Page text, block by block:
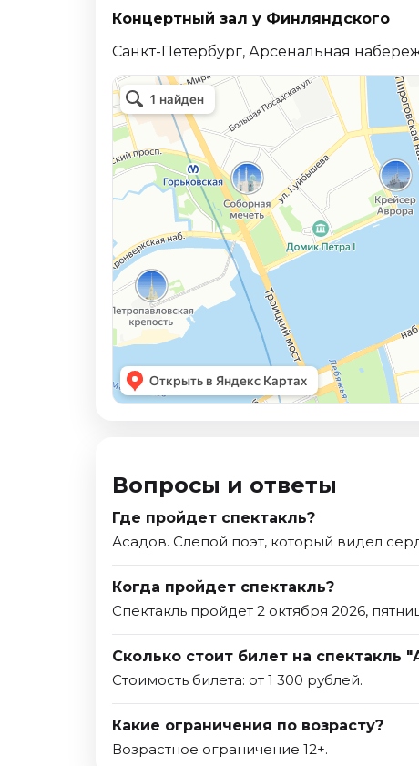
Концертный зал у Финляндского
Санкт-Петербург, Арсенальная
Вопросы и ответы
Где пройдет спектакль?
Асадов. Слепой поэт, который видел
Когда пройдет спектакль?
Спектакль пройдет 2 октября 2026,
Сколько стоит билет на спектакль
Стоимость билета: от 1 300 рублей.
Какие ограничения по возрасту?
Возрастное ограничение 12+.